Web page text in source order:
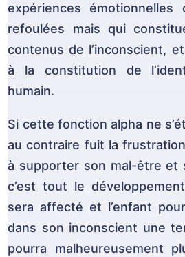
expériences
refoulées mais qui
contenus de l’inconscient,
à la constitution de
humain.
Si cette fonction alpha ne
au contraire fuit la
à supporter son mal-être et
c’est tout le
sera affecté et l’enfant
dans son inconscient une
pourra malheureusement